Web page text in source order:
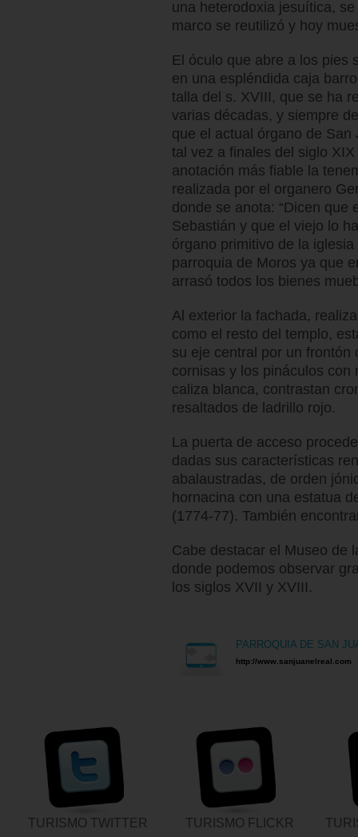
una heterodoxia jesuítica,
marco se reutilizó y hoy
El óculo que abre a los pies
en una espléndida caja
talla del s. XVIII, que se ha
varias décadas, y siempre
que el actual órgano de San
tal vez a finales del siglo
anotación más fiable la
realizada por el organero
donde se anota: “Dicen que
Sebastián y que el viejo lo
órgano primitivo de la
parroquia de Moros ya que
arrasó todos los bienes
Al exterior la fachada,
como el resto del templo,
su eje central por un frontón
cornisas y los pináculos
caliza blanca, contrastan
resaltados de ladrillo rojo.
La puerta de acceso
dadas sus características
abalaustradas, de orden
hornacina con una estatua
(1774-77). También
Cabe destacar el Museo de
donde podemos observar
los siglos XVII y XVIII.
PARROQUIA DE SAN
http://www.sanjuanelreal.com
TURISMO TWITTER TURISMO FLICKR